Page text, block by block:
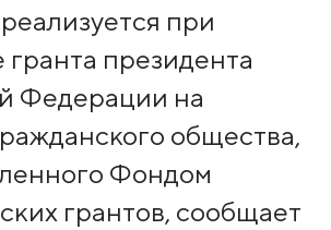
при
президента
Федерации на
общества,
Фондом
грантов, сообщает